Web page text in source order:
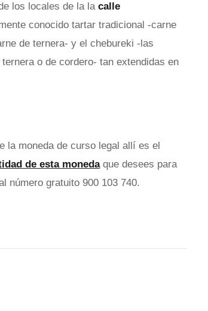
los locales de la la calle
conocido tartar tradicional -carne
de ternera- y el chebureki -las
o de cordero- tan extendidas en
la moneda de curso legal allí es el
de esta monedaque desees para
número gratuito 900 103 740.